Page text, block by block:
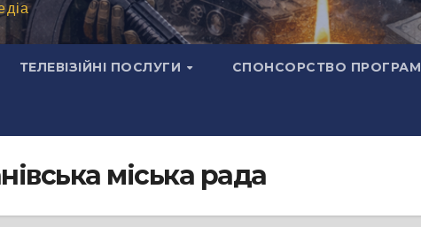
ТЕЛЕВІЗІЙНІ ПОСЛУГИ СПОНСОРСТВО ПРОГРАМ
міська рада